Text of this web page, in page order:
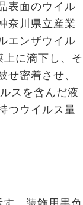
表面のウイル
奈川県立産業
エンザウイル
に滴下し、そ
せ密着させ、
スを含んだ液
つウイルス量